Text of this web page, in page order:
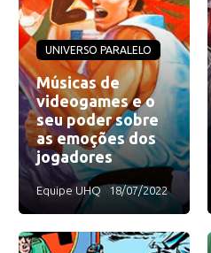
UNIVERSO PARALELO
Músicas de
videogames e o
seu poder sobre
as emoções dos
jogadores
Equipe UHQ 18/07/2022